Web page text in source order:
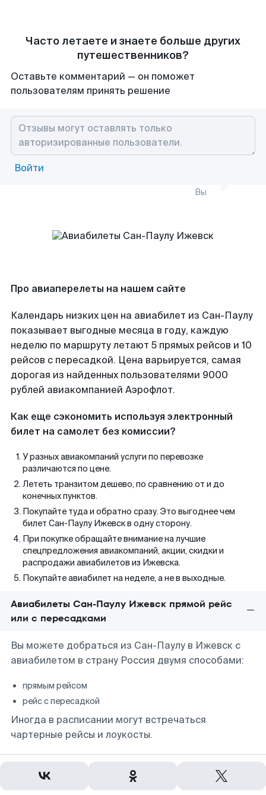
Часто летаете и знаете больше других
путешественников?
Оставьте комментарий — он поможет
пользователям принять решение
Войти
Вы
Про авиаперелеты на нашем сайте
Календарь низких цен на авиабилет из Сан-Паулу
показывает выгодные месяца в году, каждую
неделю по маршруту летают 5 прямых рейсов и 10
рейсов с пересадкой. Цена варьируется, самая
дорогая из найденных пользователями 9000
рублей авиакомпанией Аэрофлот.
Как еще сэкономить используя электронный
билет на самолет без комиссии?
У разных авиакомпаний услуги по перевозке
различаются по цене.
Лететь транзитом дешево, по сравнению от и до
конечных пунктов.
Покупайте туда и обратно сразу. Это выгоднее чем
билет Сан-Паулу Ижевск в одну сторону.
При покупке обращайте внимание на лучшие
спецпредложения авиакомпаний, акции, скидки и
распродажи авиабилетов из Ижевска.
Покупайте авиабилет на неделе, а не в выходные.
Авиабилеты Сан-Паулу Ижевск прямой рейс
или с пересадками
Вы можете добраться из Сан-Паулу в Ижевск с
авиабилетом в страну Россия двумя способами:
прямым рейсом
рейс с пересадкой
Иногда в расписании могут встречаться
чартерные рейсы и лоукосты.